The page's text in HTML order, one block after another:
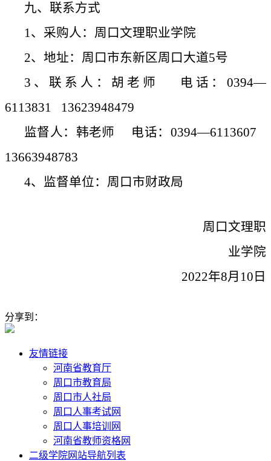
九、联系方式
1、采购人：周口文理职业学院
2、地址：周口市东新区周口大道5号
3、联系人：胡老师 电话：0394—
6113831 13623948479
监督人：韩老师
电话： 0394—6113607
13663948783
4、监督单位：周口市财政局
周口文理职
业学院
2022年8月10日
分享到：
友情链接
河南省教育厅
周口市教育局
周口市人社局
周口人事考试网
周口人事培训网
河南省教师资格网
二级学院网站导航列表